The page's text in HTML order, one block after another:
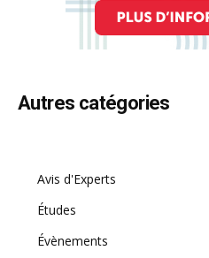
Autres catégories
Avis d'Experts
Études
Évènements